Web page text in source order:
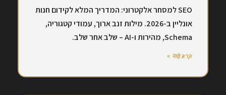
SEO למסחר אלקטרוני: המדריך המלא לקידום חנות
אונליין ב-2026. מילות זנב ארוך, עמודי קטגוריה,
Schema, מהירות ו-AI – שלב אחר שלב.
קרא עוד »